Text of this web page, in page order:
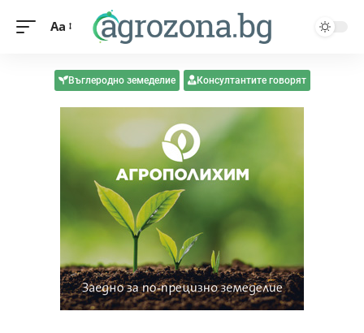
Aa
Въглеродно земеделие Консултантите говорят